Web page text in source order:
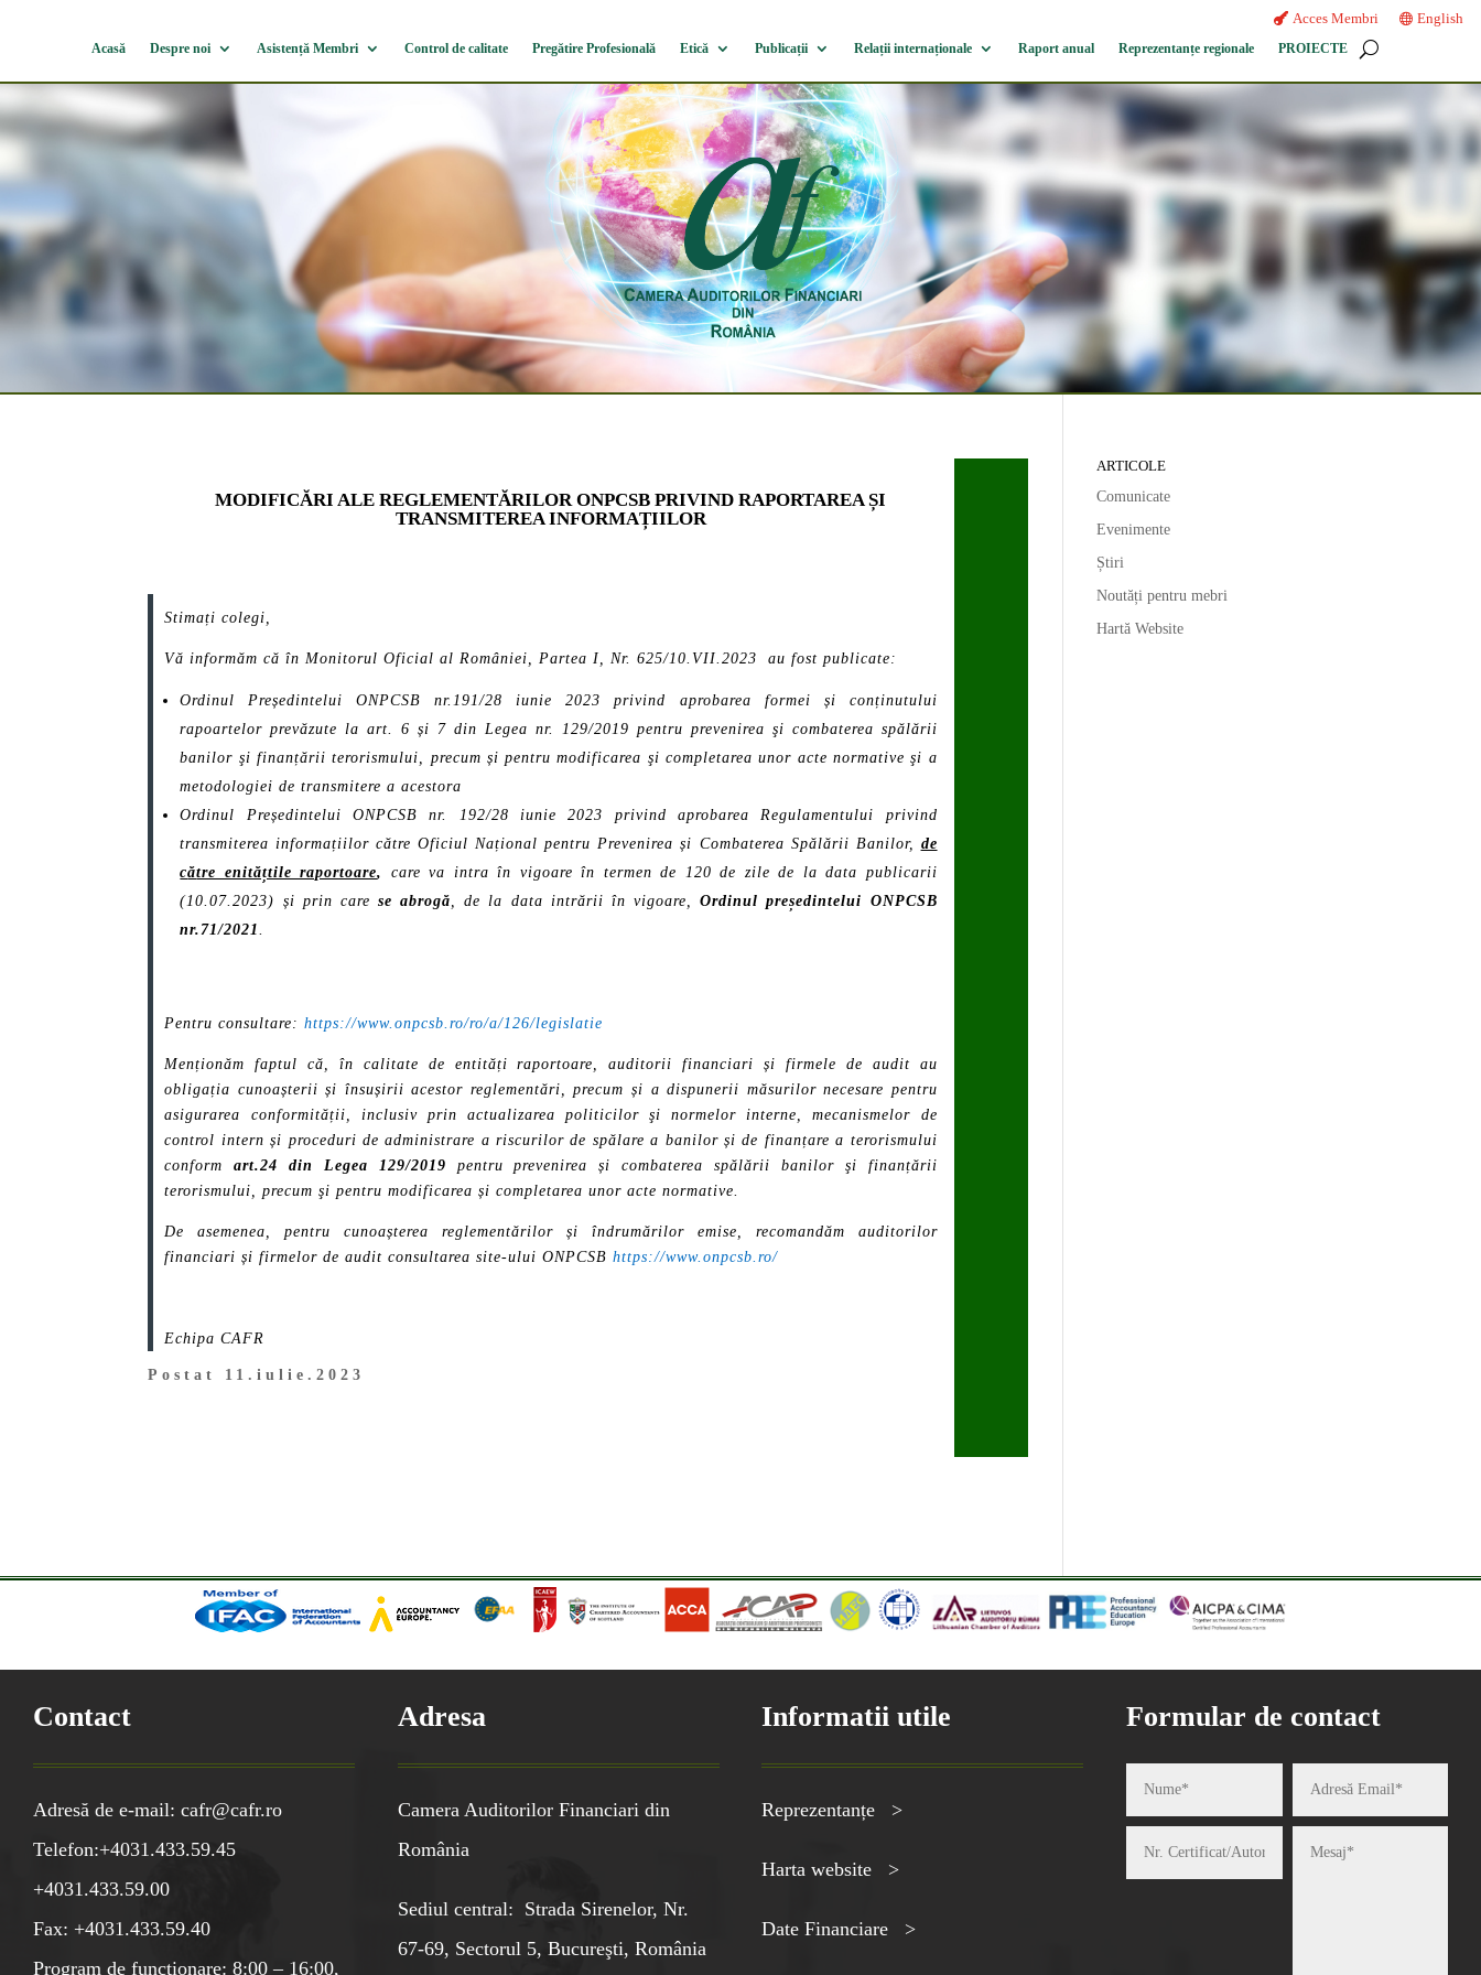
Acces Membri English
Acasă Despre noi Asistență Membri Control de calitate Pregătire Profesională Etică Publicații Relații internaționale Raport anual Reprezentanțe regionale PROIECTE
MODIFICĂRI ALE REGLEMENTĂRILOR ONPCSB PRIVIND RAPORTAREA ȘI
TRANSMITEREA INFORMAȚIILOR
Stimați colegi,
Vă informăm că în Monitorul Oficial al României, Partea I, Nr. 625/10.VII.2023 au fost publicate:
Ordinul Președintelui ONPCSB nr.191/28 iunie 2023 privind aprobarea formei și conținutului
rapoartelor prevăzute la art. 6 și 7 din Legea nr. 129/2019 pentru prevenirea şi combaterea spălării
banilor şi finanțării terorismului, precum și pentru modificarea şi completarea unor acte normative şi a
metodologiei de transmitere a acestora
Ordinul Președintelui ONPCSB nr. 192/28 iunie 2023 privind aprobarea Regulamentului privind
transmiterea informațiilor către Oficiul Național pentru Prevenirea și Combaterea Spălării Banilor, de
către enitățtile raportoare, care va intra în vigoare în termen de 120 de zile de la data publicarii
(10.07.2023) și prin carese abrogă , de la data intrării în vigoare,Ordinul președintelui ONPCSB
nr.71/2021
Pentru consultare:https://www.onpcsb.ro/ro/a/126/legislatie
Menționăm faptul că, în calitate de entități raportoare, auditorii financiari și firmele de audit au
obligația cunoașterii și însușirii acestor reglementări, precum și a dispunerii măsurilor necesare pentru
asigurarea conformității, inclusiv prin actualizarea politicilor şi normelor interne, mecanismelor de
control intern și proceduri de administrare a riscurilor de spălare a banilor și de finanțare a terorismului
conform art.24 din Legea 129/2019 pentru prevenirea și combaterea spălării banilor şi finanțării
terorismului, precum şi pentru modificarea și completarea unor acte normative.
De asemenea, pentru cunoașterea reglementărilor și îndrumărilor emise, recomandăm auditorilor
financiari și firmelor de audit consultarea site-ului ONPCSBhttps://www.onpcsb.ro/
Echipa CAFR
Postat 11.iulie.2023
ARTICOLE
Comunicate
Evenimente
Știri
Noutăți pentru mebri
Hartă Website
Contact
Adresă de e-mail: cafr@cafr.ro
Telefon:+4031.433.59.45
+4031.433.59.00
Fax: +4031.433.59.40
Program de funcționare: 8:00 – 16:00,
Adresa
Camera Auditorilor Financiari din
România
Sediul central: Strada Sirenelor, Nr.
67-69, Sectorul 5, Bucureşti, România
Informatii utile
Reprezentanțe >
Harta website >
Date Financiare >
Formular de contact